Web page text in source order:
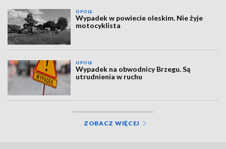
OPOLE
Wypadek w powiecie oleskim. Nie żyje
motocyklista
OPOLE
Wypadek na obwodnicy Brzegu. Są
utrudnienia w ruchu
ZOBACZ WIĘCEJ